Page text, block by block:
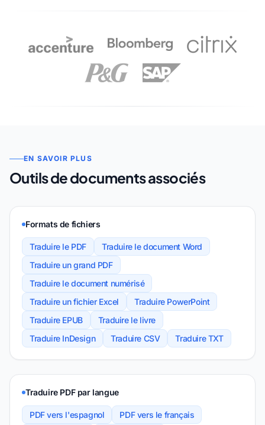
EN SAVOIR PLUS
Outils de documents associés
Formats de fichiers
Traduire le PDF
Traduire le document Word
Traduire un grand PDF
Traduire le document numérisé
Traduire un fichier Excel
Traduire PowerPoint
Traduire EPUB
Traduire le livre
Traduire InDesign
Traduire CSV Traduire TXT
Traduire PDF par langue
PDF vers l'espagnol
PDF vers le français